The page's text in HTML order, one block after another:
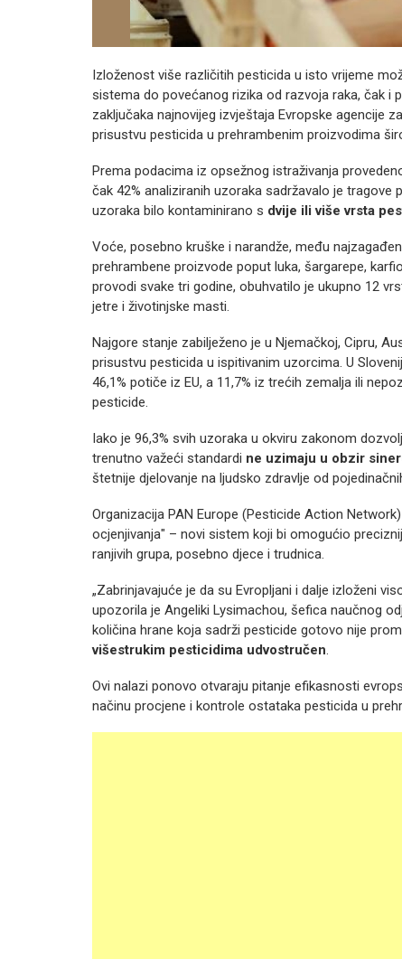
Izloženost više različitih pesticida u isto vrijeme
sistema do povećanog rizika od razvoja raka, čak i
zaključaka najnovijeg izvještaja Evropske agencije
prisustvu pesticida u prehrambenim proizvodima
Prema podacima iz opsežnog istraživanja
čak 42% analiziranih uzoraka sadržavalo je
uzoraka bilo kontaminirano s dvije ili više vrsta
Voće, posebno kruške i narandže, među
prehrambene proizvode poput luka, šargarepe,
provodi svake tri godine, obuhvatilo je ukupno 12
jetre i životinjske masti.
Najgore stanje zabilježeno je u Njemačkoj, Cipru,
prisustvu pesticida u ispitivanim uzorcima. U
46,1% potiče iz EU, a 11,7% iz trećih zemalja ili
pesticide.
Iako je 96,3% svih uzoraka u okviru zakonom
trenutno važeći standardi ne uzimaju u obzir
štetnije djelovanje na ljudsko zdravlje od
Organizacija PAN Europe (Pesticide Action
ocjenjivanja" – novi sistem koji bi omogućio
ranjivih grupa, posebno djece i trudnica.
„Zabrinjavajuće je da su Evropljani i dalje izloženi
upozorila je Angeliki Lysimachou, šefica naučnog
količina hrane koja sadrži pesticide gotovo nije
višestrukim pesticidima udvostručen.
Ovi nalazi ponovo otvaraju pitanje efikasnosti
načinu procjene i kontrole ostataka pesticida u